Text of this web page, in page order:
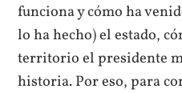
funciona y cómo ha
lo ha hecho) el estado,
territorio el presidente
historia. Por eso, para